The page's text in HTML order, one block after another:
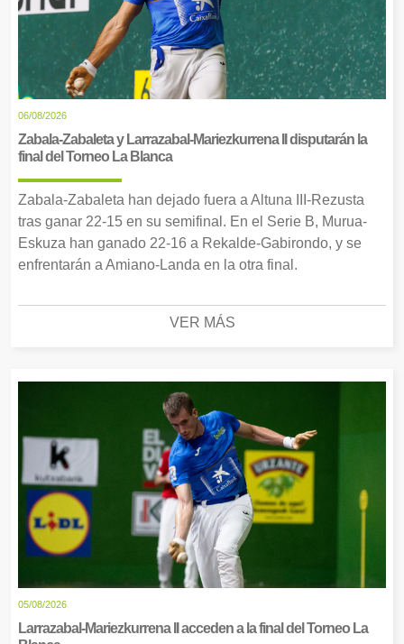
06/08/2026
Zabala-Zabaleta y Larrazabal-Mariezkurrena II disputarán la
final del Torneo La Blanca
Zabala-Zabaleta han dejado fuera a Altuna III-Rezusta
tras ganar 22-15 en su semifinal. En el Serie B, Murua-
Eskuza han ganado 22-16 a Rekalde-Gabirondo, y se
enfrentarán a Amiano-Landa en la otra final.
VER MÁS
05/08/2026
Larrazabal-Mariezkurrena II acceden a la final del Torneo La